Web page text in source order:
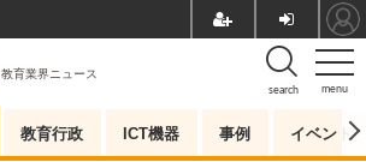
menu
search
教育業界ニュース
教育行政 ICT機器 事例 イベント